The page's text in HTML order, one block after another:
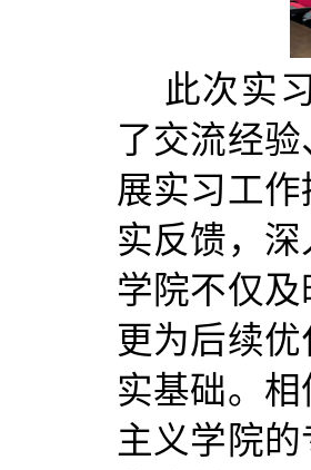
此次实
了交流经
展实习工
实反馈，
学院不仅
更为后续
实基础。
主义学院